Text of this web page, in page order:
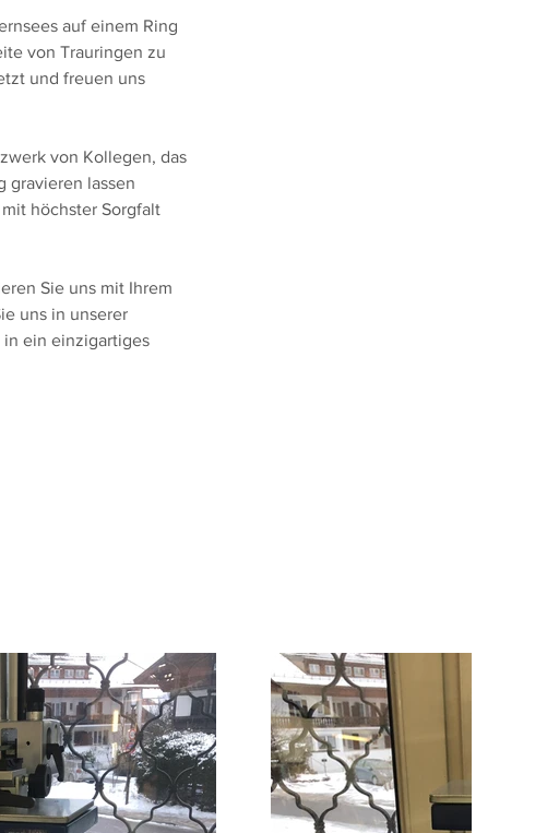
auf einem Ring
von Trauringen zu
und freuen uns
von Kollegen, das
gravieren lassen
höchster Sorgfalt
Sie uns mit Ihrem
uns in unserer
in ein einzigartiges